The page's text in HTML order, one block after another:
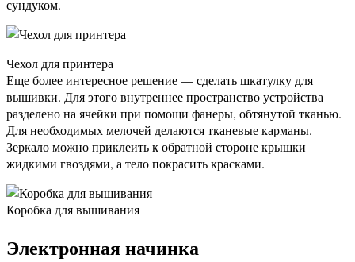
сундуком.
Чехол для принтера
Еще более интересное решение — сделать шкатулку для
вышивки. Для этого внутреннее пространство устройства
разделено на ячейки при помощи фанеры, обтянутой тканью.
Для необходимых мелочей делаются тканевые карманы.
Зеркало можно приклеить к обратной стороне крышки
жидкими гвоздями, а тело покрасить красками.
Коробка для вышивания
Электронная начинка